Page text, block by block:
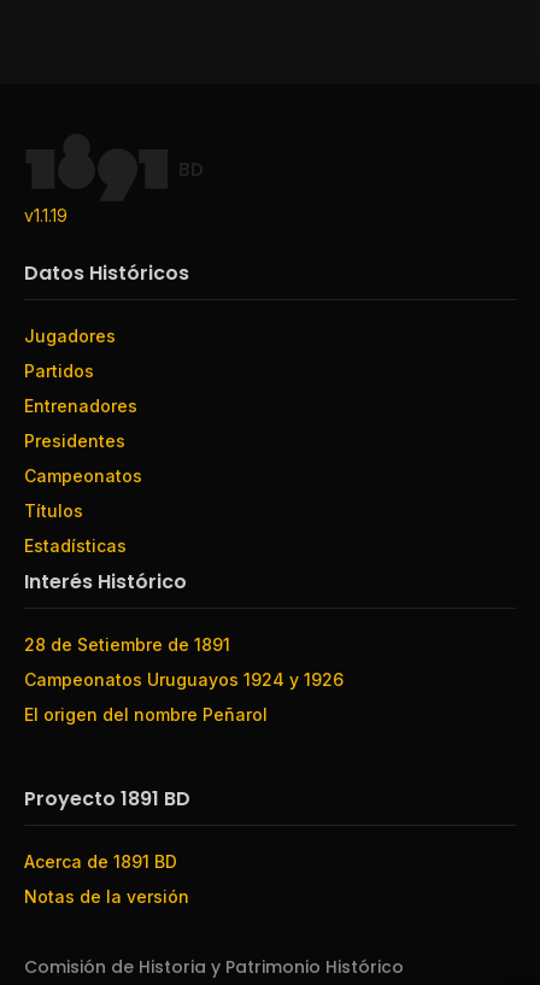
BD
v1.1.19
Datos Históricos
Jugadores
Partidos
Entrenadores
Presidentes
Campeonatos
Títulos
Estadísticas
Interés Histórico
28 de Setiembre de 1891
Campeonatos Uruguayos 1924 y 1926
El origen del nombre Peñarol
Proyecto 1891 BD
Acerca de 1891 BD
Notas de la versión
Comisión de Historia y Patrimonio Histórico